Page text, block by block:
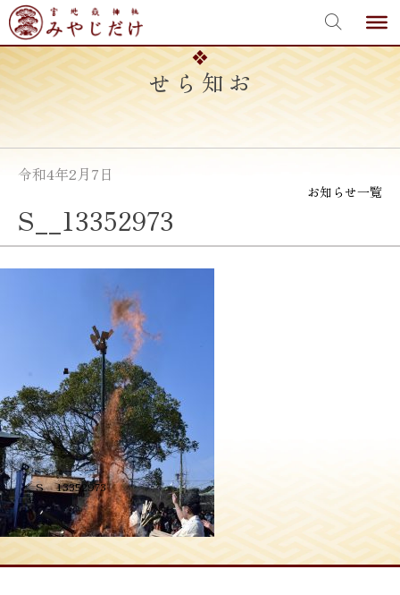
Skip
to
content
お知らせ
令和4年2月7日
お知らせ一覧
S__13352973
投
稿
ナ
ビ
≪S__13352973